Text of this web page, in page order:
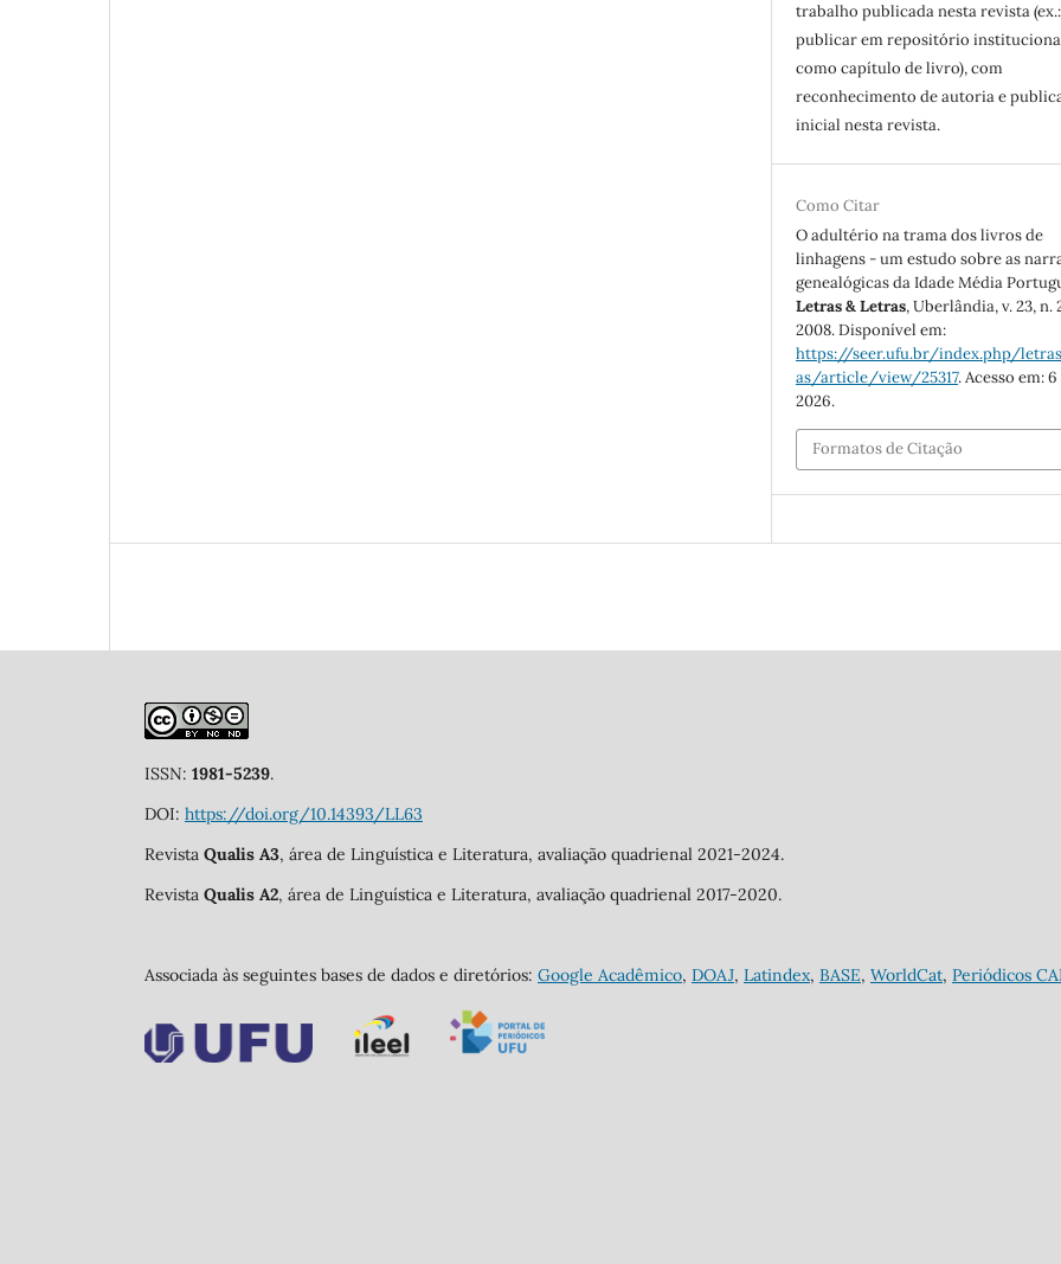
trabalho publicada nesta revista (ex.:
publicar em repositório
como capítulo de livro), com
reconhecimento de autoria e
inicial nesta revista.
Como Citar
O adultério na trama dos livros de
linhagens - um estudo sobre as
genealógicas da Idade Média
Letras & Letras, Uberlândia, v. 23, n.
2008. Disponível em:
https://seer.ufu.br/index.php/
as/article/view/25317. Acesso em: 6
2026.
Formatos de Citação
ISSN: 1981-5239.
DOI: https://doi.org/10.14393/LL63
Revista Qualis A3, área de Linguística e Literatura, avaliação quadrienal 2021-2024.
Revista Qualis A2, área de Linguística e Literatura, avaliação quadrienal 2017-2020.
Associada às seguintes bases de dados e diretórios: Google Acadêmico, DOAJ, Latindex, BASE, WorldCat, Periódicos